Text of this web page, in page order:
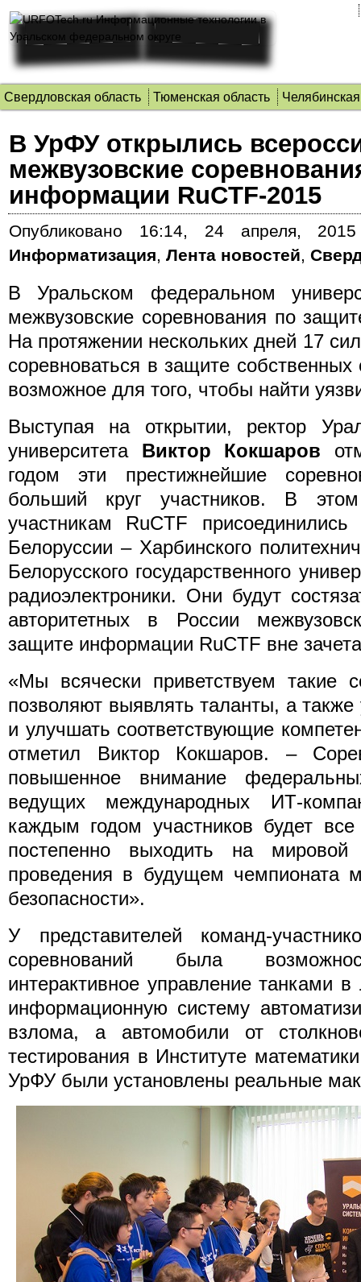
Свердловская область Тюменская область
В УрФУ открылись
межвузовские
информации RuCTF-2015
Опубликовано
16:14, 24 апреля,
Информатизация, Лента новостей,
В Уральском федеральном
межвузовские соревнования по
На протяжении нескольких дней 17
соревноваться в защите
возможное для того, чтобы найти
Выступая на открытии, ректор
университета Виктор Кокшаров
годом эти престижнейшие
больший круг участников. В
участникам RuCTF
Белоруссии – Харбинского
Белорусского государственного
радиоэлектроники. Они будут
авторитетных в России
защите информации RuCTF вне
«Мы всячески приветствуем такие
позволяют выявлять таланты, а
и улучшать соответствующие
отметил Виктор Кокшаров. –
повышенное внимание
ведущих международных ИТ-
каждым годом участников будет
постепенно выходить на
проведения в будущем чемпионата
безопасности».
У представителей команд-
соревнований была
интерактивное управление танками
информационную систему
взлома, а автомобили от
тестирования в Институте
УрФУ были установлены реальные